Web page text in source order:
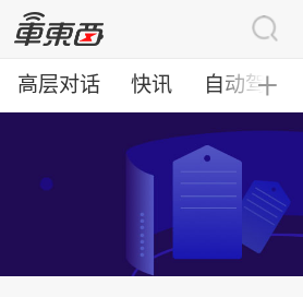
高层对话 快讯 自动驾驶
╋